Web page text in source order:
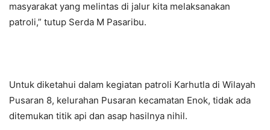
masyarakat yang melintas di jalur kita melaksanakan
patroli,” tutup Serda M Pasaribu.
Untuk diketahui dalam kegiatan patroli Karhutla di Wilayah
Pusaran 8, kelurahan Pusaran kecamatan Enok, tidak ada
ditemukan titik api dan asap hasilnya nihil.